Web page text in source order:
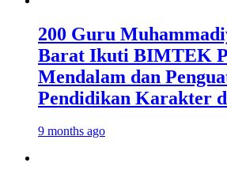
200 Guru
Barat Ikuti BIMTEK
Mendalam dan
Pendidikan Karakter
9 months ago